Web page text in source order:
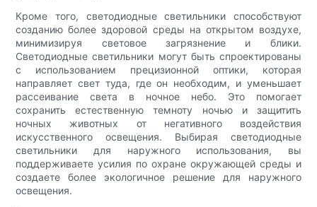
Кроме того, светодиодные светильники способствуют
созданию более здоровой среды на открытом воздухе,
минимизируя световое загрязнение и блики.
Светодиодные светильники могут быть спроектированы
с использованием прецизионной оптики, которая
направляет свет туда, где он необходим, и уменьшает
рассеивание света в ночное небо. Это помогает
сохранить естественную темноту ночью и защитить
ночных животных от негативного воздействия
искусственного освещения. Выбирая светодиодные
светильники для наружного использования, вы
поддерживаете усилия по охране окружающей среды и
создаете более экологичное решение для наружного
освещения.